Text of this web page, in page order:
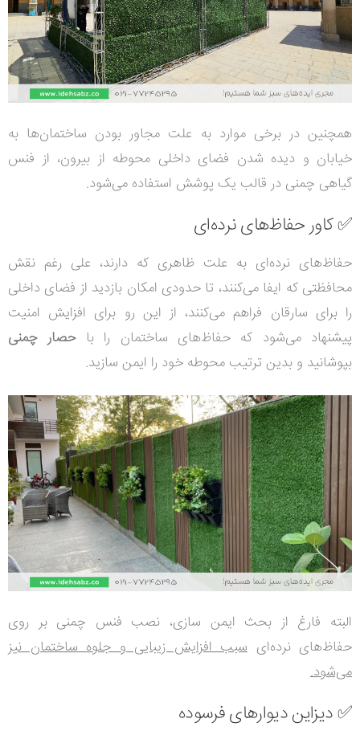
همچنین در برخی موارد به علت مجاور بودن ساختمان‌ها به
خیابان‌ و دیده شدن فضای داخلی محوطه از بیرون، از فنس‌
گیاهی چمنی در قالب یک پوشش استفاده می‌شود.
✅ کاور حفاظ‌های نرده‌ای
حفاظ‌های نرده‌ای به علت ظاهری که دارند، علی رغم نقش
محافظتی که ایفا می‌کنند، تا حدودی امکان بازدید از فضای داخلی
را برای سارقان فراهم می‌کنند، از این رو برای افزایش امنیت
پیشنهاد می‌شود که حفاظ‌های ساختمان را باحصار چمنی
بپوشانید و بدین ترتیب محوطه خود را ایمن سازید.
البته فارغ از بحث ایمن سازی، نصب فنس چمنی بر روی
حفاظ‌های نرده‌ای سبب افزایش زیبایی و جلوه ساختمان نیز
می‌شود.
✅ دیزاین دیوارهای فرسوده